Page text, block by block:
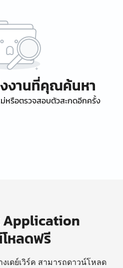
งานที่คุณค้นหา
หรือตรวจสอบตัวสะกดอีกครั้ง
Application
หลดฟรี
เดย์เวิร์ค สามารถดาวน์โหลด